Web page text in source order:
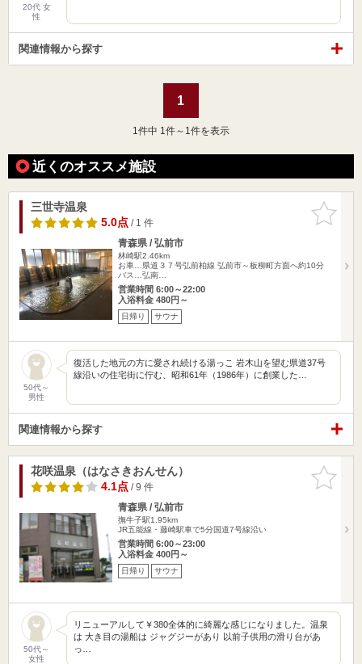
20代 女
性
関連情報から探す
1
1 件中 1件～1件を表示
近くのオススメ施設
お気に入
りに追加
三世寺温泉
5.0点/ 1 件
青森県 / 弘前市
林崎駅2.46km
お車…県道３７号弘前柏線 弘前市～板柳町方面へ約10分
バス…弘南…
営業時間 6:00～22:00
入浴料金 480円～
日帰り サウナ
50代～
男性
復活した地元の方に愛され続ける湯っこ 岩木山を望む県道37号
線沿いの住宅街に佇む、昭和61年（1986年）に創業した…
関連情報から探す
お気に入
りに追加
花咲温泉（はなさきおんせん）
4.1点/ 9 件
青森県 / 弘前市
撫牛子駅1.95km
JR五能線・藤崎駅車で5分国道7号線沿い
営業時間 6:00～23:00
入浴料金 400円～
日帰り サウナ
50代～
女性
リニューアルして￥380全体的に綺麗な感じになりました。温泉
は 大き目の湯船は ジャグジーがあり 以前子供用の滑り台があ
っ…